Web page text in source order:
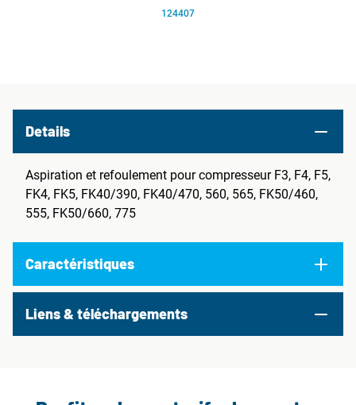
124407
Details
Aspiration et refoulement pour compresseur F3, F4, F5,
FK4, FK5, FK40/390, FK40/470, 560, 565, FK50/460,
555, FK50/660, 775
Caractéristiques
Liens & téléchargements